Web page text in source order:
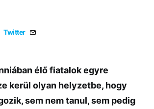
Twitter
élő fiatalok egyre
kerül olyan helyzetbe, hogy
sem nem tanul, sem pedig